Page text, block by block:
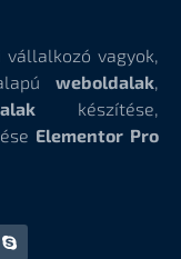
vállalkozó vagyok,
weboldalak,
készítése,
Elementor Pro